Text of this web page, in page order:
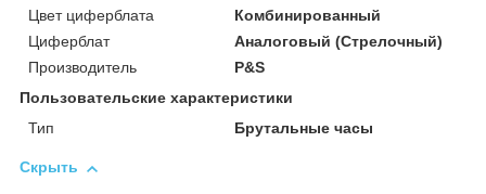
Цвет циферблата
Комбинированный
Циферблат
Аналоговый (Стрелочный)
Производитель
P&S
Пользовательские характеристики
Тип
Брутальные часы
Скрыть